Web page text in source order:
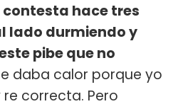
contesta hace tres
lado durmiendo y
pibe que no
daba calor porque yo
correcta. Pero